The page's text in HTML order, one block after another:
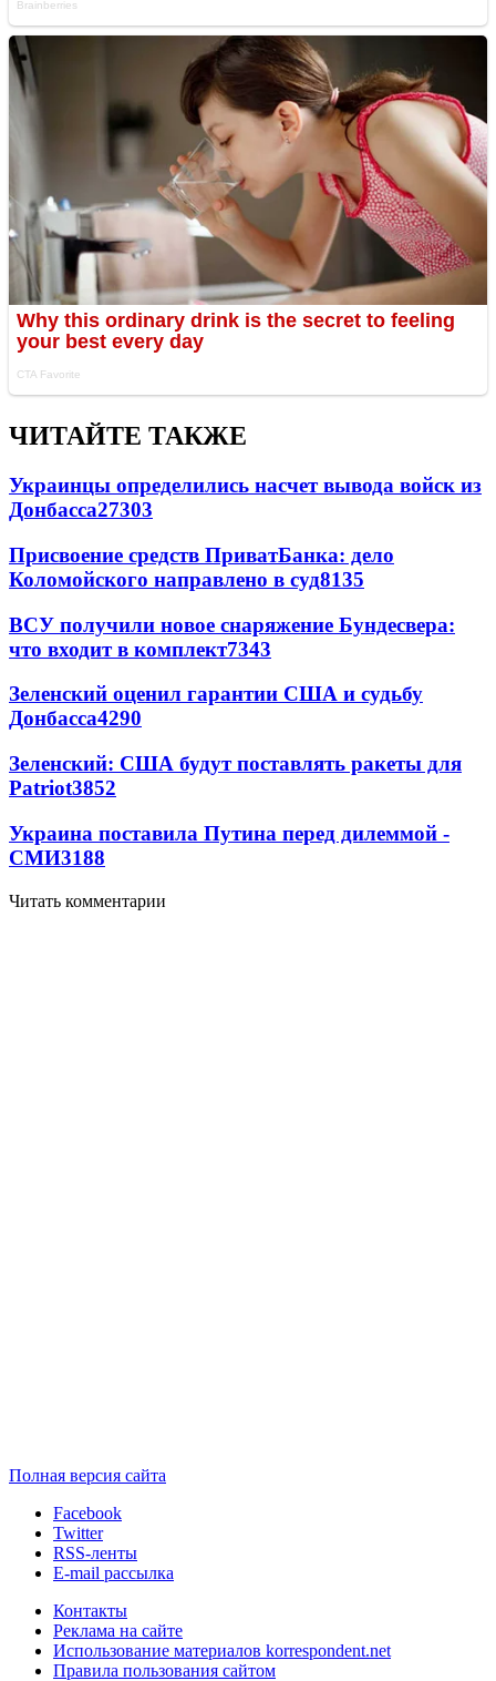
ЧИТАЙТЕ ТАКЖЕ
Украинцы определились насчет вывода войск из
Донбасса27303
Присвоение средств ПриватБанка: дело
Коломойского направлено в суд8135
ВСУ получили новое снаряжение Бундесвера:
что входит в комплект7343
Зеленский оценил гарантии США и судьбу
Донбасса4290
Зеленский: США будут поставлять ракеты для
Patriot3852
Украина поставила Путина перед дилеммой -
СМИ3188
Читать комментарии
Полная версия сайта
Facebook
Twitter
RSS-ленты
E-mail рассылка
Контакты
Реклама на сайте
Использование материалов korrespondent.net
Правила пользования сайтом